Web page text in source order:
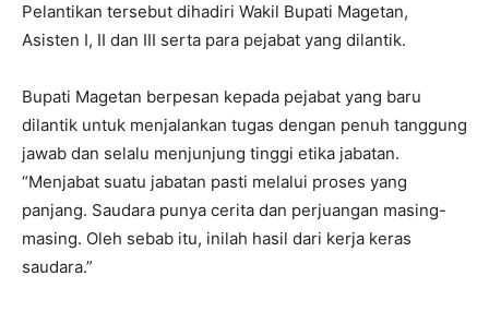
Pelantikan tersebut dihadiri Wakil Bupati Magetan,
Asisten I, II dan III serta para pejabat yang dilantik.
Bupati Magetan berpesan kepada pejabat yang baru
dilantik untuk menjalankan tugas dengan penuh tanggung
jawab dan selalu menjunjung tinggi etika jabatan.
“Menjabat suatu jabatan pasti melalui proses yang
panjang. Saudara punya cerita dan perjuangan masing-
masing. Oleh sebab itu, inilah hasil dari kerja keras
saudara.”